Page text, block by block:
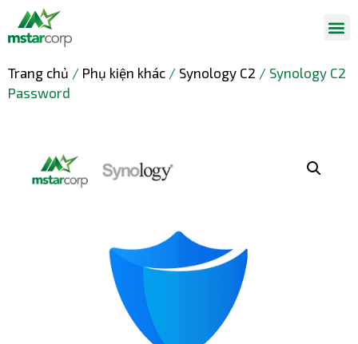
Trang chủ / Phụ kiện khác / Synology C2 / Synology C2
Password